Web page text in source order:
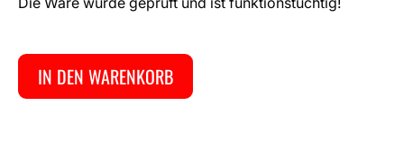
IN DEN WARENKORB